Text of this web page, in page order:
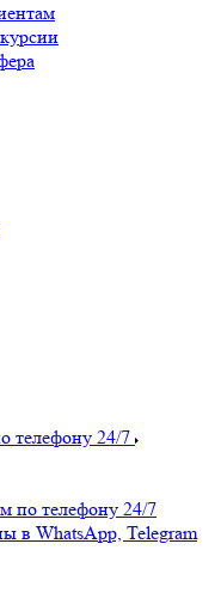
телефону 24/7
по телефону 24/7
в WhatsApp, Telegram